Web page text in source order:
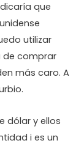
que
utilizar
de comprar
más caro. A
dólar y ellos
i es un